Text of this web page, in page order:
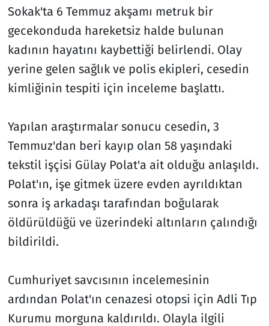
Sokak'ta 6 Temmuz akşamı metruk bir
gecekonduda hareketsiz halde bulunan
kadının hayatını kaybettiği belirlendi. Olay
yerine gelen sağlık ve polis ekipleri, cesedin
kimliğinin tespiti için inceleme başlattı.
Yapılan araştırmalar sonucu cesedin, 3
Temmuz'dan beri kayıp olan 58 yaşındaki
tekstil işçisi Gülay Polat'a ait olduğu anlaşıldı.
Polat'ın, işe gitmek üzere evden ayrıldıktan
sonra iş arkadaşı tarafından boğularak
öldürüldüğü ve üzerindeki altınların çalındığı
bildirildi.
Cumhuriyet savcısının incelemesinin
ardından Polat'ın cenazesi otopsi için Adli Tıp
Kurumu morguna kaldırıldı. Olayla ilgili